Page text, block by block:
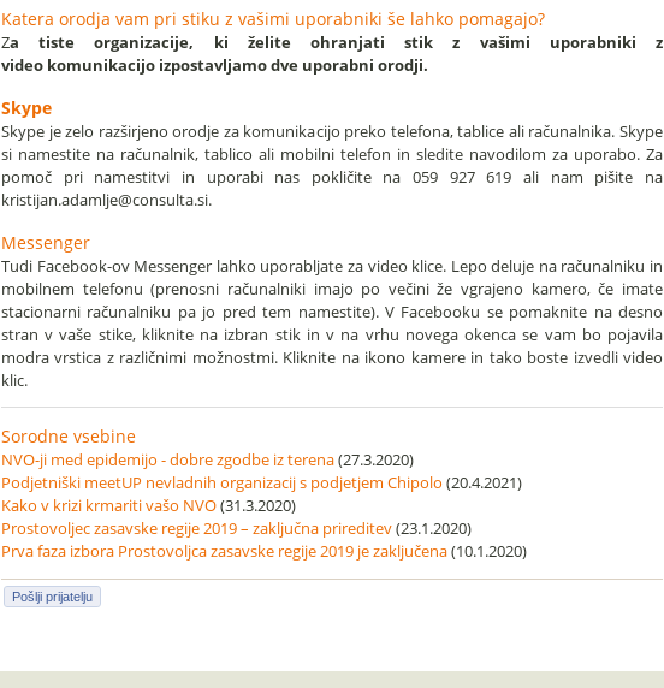
Katera orodja vam pri stiku z vašimi uporabniki še lahko pomagajo?
Za tiste organizacije, ki želite ohranjati stik z vašimi uporabniki z
video komunikacijo izpostavljamo dve uporabni orodji.
Skype
Skype je zelo razširjeno orodje za komunikacijo preko telefona, tablice ali računalnika. Skype
si namestite na računalnik, tablico ali mobilni telefon in sledite navodilom za uporabo. Za
pomoč pri namestitvi in uporabi nas pokličite na 059 927 619 ali nam pišite na
kristijan.adamlje@consulta.si.
Messenger
Tudi Facebook-ov Messenger lahko uporabljate za video klice. Lepo deluje na računalniku in
mobilnem telefonu (prenosni računalniki imajo po večini že vgrajeno kamero, če imate
stacionarni računalniku pa jo pred tem namestite). V Facebooku se pomaknite na desno
stran v vaše stike, kliknite na izbran stik in v na vrhu novega okenca se vam bo pojavila
modra vrstica z različnimi možnostmi. Kliknite na ikono kamere in tako boste izvedli video
klic.
Sorodne vsebine
NVO-ji med epidemijo - dobre zgodbe iz terena(27.3.2020)
Podjetniški meetUP nevladnih organizacij s podjetjem Chipolo (20.4.2021)
Kako v krizi krmariti vašo NVO(31.3.2020)
Prostovoljec zasavske regije 2019 – zaključna prireditev(23.1.2020)
Prva faza izbora Prostovoljca zasavske regije 2019 je zaključena(10.1.2020)
Pošlji prijatelju